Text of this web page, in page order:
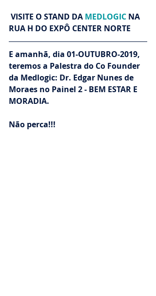
VISITE O STAND DA MEDLOGIC NA
RUA H DO EXPÔ CENTER NORTE
E amanhã, dia 01-OUTUBRO-2019,
teremos a Palestra do Co Founder
da Medlogic: Dr. Edgar Nunes de
Moraes no Painel 2 - BEM ESTAR E
MORADIA.
Não perca!!!